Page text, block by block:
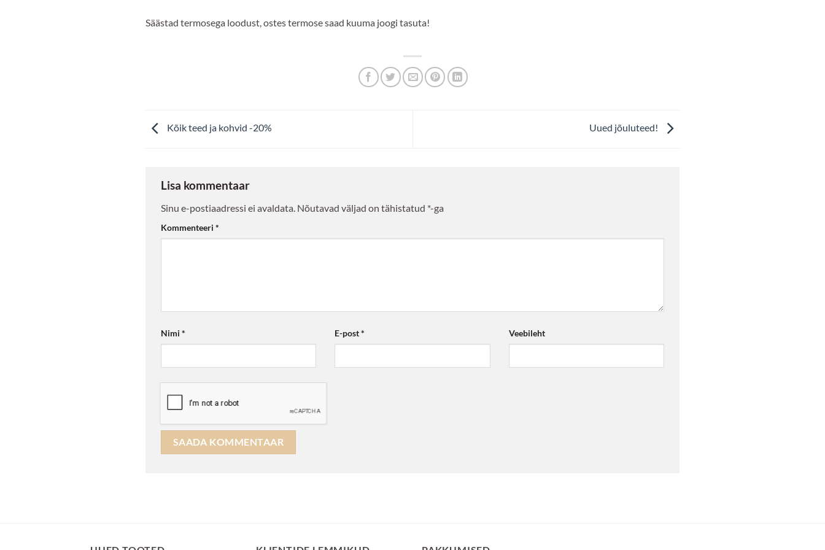
Säästad termosega loodust, ostes termose saad kuuma joogi tasuta!
Kõik teed ja kohvid -20% Uued jõuluteed!
Lisa kommentaar
Sinu e-postiaadressi ei avaldata. Nõutavad väljad on tähistatud *-ga
Kommenteeri *
Nimi * E-post* Veebileht